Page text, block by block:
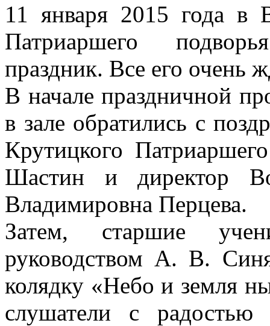
11 января 2015 года в
Патриаршего
праздник. Все его очень
В начале праздничной
в зале обратились с
Крутицкого
Шастин и директор
Владимировна Перцева.
Затем, старшие
руководством А. В.
колядку «Небо и земля
слушатели с